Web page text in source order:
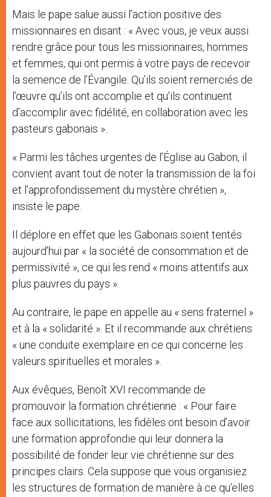
Mais le pape salue aussi l’action positive des
missionnaires en disant : « Avec vous, je veux aussi
rendre grâce pour tous les missionnaires, hommes
et femmes, qui ont permis à votre pays de recevoir
la semence de l’Évangile. Qu’ils soient remerciés de
l’œuvre qu’ils ont accomplie et qu’ils continuent
d’accomplir avec fidélité, en collaboration avec les
pasteurs gabonais ».
« Parmi les tâches urgentes de l’Église au Gabon, il
convient avant tout de noter la transmission de la foi
et l’approfondissement du mystère chrétien »,
insiste le pape.
Il déplore en effet que les Gabonais soient tentés
aujourd’hui par « la société de consommation et de
permissivité », ce qui les rend « moins attentifs aux
plus pauvres du pays ».
Au contraire, le pape en appelle au « sens fraternel »
et à la « solidarité ». Et il recommande aux chrétiens
« une conduite exemplaire en ce qui concerne les
valeurs spirituelles et morales ».
Aux évêques, Benoît XVI recommande de
promouvoir la formation chrétienne : « Pour faire
face aux sollicitations, les fidèles ont besoin d’avoir
une formation approfondie qui leur donnera la
possibilité de fonder leur vie chrétienne sur des
principes clairs. Cela suppose que vous organisiez
les structures de formation de manière à ce qu’elles